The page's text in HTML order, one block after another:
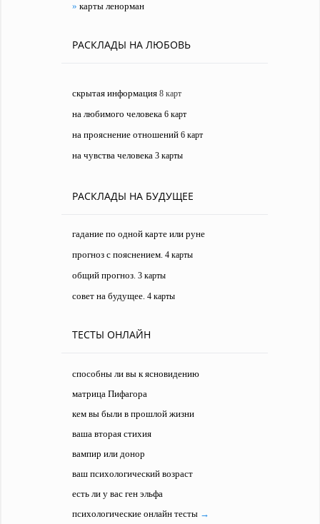
»карты ленорман
РАСКЛАДЫ НА ЛЮБОВЬ
скрытая информация 8 карт
на любимого человека 6 карт
на прояснение отношений 6 карт
на чувства человека 3 карты
РАСКЛАДЫ НА БУДУЩЕЕ
гадание по одной карте или руне
прогноз с пояснением. 4 карты
общий прогноз. 3 карты
совет на будущее. 4 карты
ТЕСТЫ ОНЛАЙН
способны ли вы к ясновидению
матрица Пифагора
кем вы были в прошлой жизни
ваша вторая стихия
вампир или донор
ваш психологический возраст
есть ли у вас ген эльфа
психологические онлайн тесты →